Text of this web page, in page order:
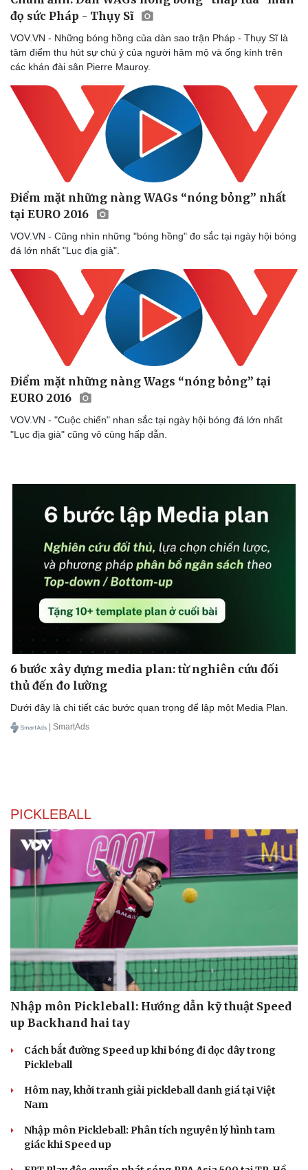
Văn hóa
Sân khấu - Điện ảnh
Âm nhạc
Di sản
Nghệ sĩ
Sao Việt
Du lịch
Tư vấn
Săn Tour
check-in
Podcast
Đọc truyện đêm khuya
Cửa sổ tình yêu
Hạt giống tâm hồn
đọ sức Pháp - Thụy Sĩ
VOV.VN - Những bóng hồng của dàn sao trận Pháp - Thụy Sĩ là
tâm điểm thu hút sự chú ý của người hâm mộ và ống kính trên
các khán đài sân Pierre Mauroy.
Điểm mặt những nàng WAGs “nóng bỏng” nhất
tại EURO 2016
VOV.VN - Cũng nhìn những "bóng hồng" đo sắc tại ngày hội bóng
đá lớn nhất "Lục địa già".
Điểm mặt những nàng Wags “nóng bỏng” tại
EURO 2016
VOV.VN - "Cuộc chiến" nhan sắc tại ngày hội bóng đá lớn nhất
"Lục địa già" cũng vô cùng hấp dẫn.
6 bước xây dựng media plan: từ nghiên cứu đối
thủ đến đo lường
Dưới đây là chi tiết các bước quan trọng để lập một Media Plan.
| SmartAds
PICKLEBALL
Nhập môn Pickleball: Hướng dẫn kỹ thuật Speed
up Backhand hai tay
Cách bắt đường Speed up khi bóng đi dọc dây trong
Pickleball
Hôm nay, khởi tranh giải pickleball danh giá tại Việt
Nam
Nhập môn Pickleball: Phân tích nguyên lý hình tam
giác khi Speed up